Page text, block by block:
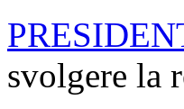
svolgere la